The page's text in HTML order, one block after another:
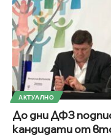
АКТУАЛНО
До дни ДФЗ
кандидати от